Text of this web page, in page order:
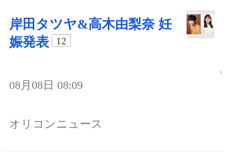
岸田タツヤ&高木由梨奈 妊
娠発表
12
08月08日 08:09
オリコンニュース